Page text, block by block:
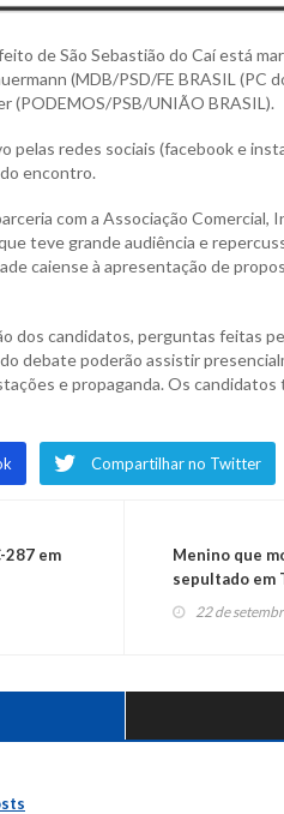
de São Sebastião do Caí está
(MDB/PSD/FE BRASIL (PC
(PODEMOS/PSB/UNIÃO BRASIL).
redes sociais (facebook e
encontro.
com a Associação Comercial,
teve grande audiência e
caiense à apresentação de
dos candidatos, perguntas feitas
debate poderão assistir
e propaganda. Os
Compartilhar no Twitter
287 em
Menino que
sepultado em
22 de